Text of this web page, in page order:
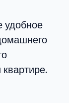
удобное